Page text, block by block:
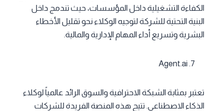
الكفاءة التشغيلية داخل المؤسسات، حيث تندمج داخل
البنية التحتية للشركة لتوجيه الوكلاء نحو تقليل الأخطاء
البشرية وتسريع أداء المهام الإدارية والمالية.
Agent.ai
تعتبر بمثابة الشبكة الاحترافية والسوق الرائد عالمياً لوكلاء
الذكاء الاصطناعي. تتيح هذه المنصة الفريدة للشركات